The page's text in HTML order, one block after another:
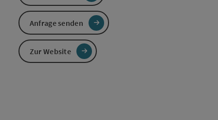
Anfrage senden
Zur Website